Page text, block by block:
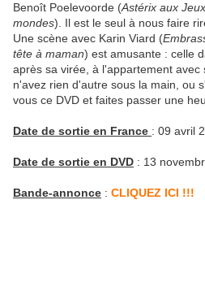
Benoît Poelevoorde (Astérix aux
mondes). Il est le seul à nous faire
Une scène avec Karin Viard (
tête à maman) est amusante : celle
après sa virée, à l'appartement avec
n'avez rien d'autre sous la main, ou
vous ce DVD et faites passer une
Date de sortie en France : 09 avril
Date de sortie en DVD : 13
Bande-annonce : CLIQUEZ ICI !!!